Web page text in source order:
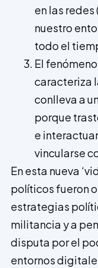
en las redes
nuestro
todo el
El fenómeno
caracteriza
conlleva a
porque
e
vincularse
En esta nueva
políticos fueron
estrategias
militancia y a
disputa por el
entornos